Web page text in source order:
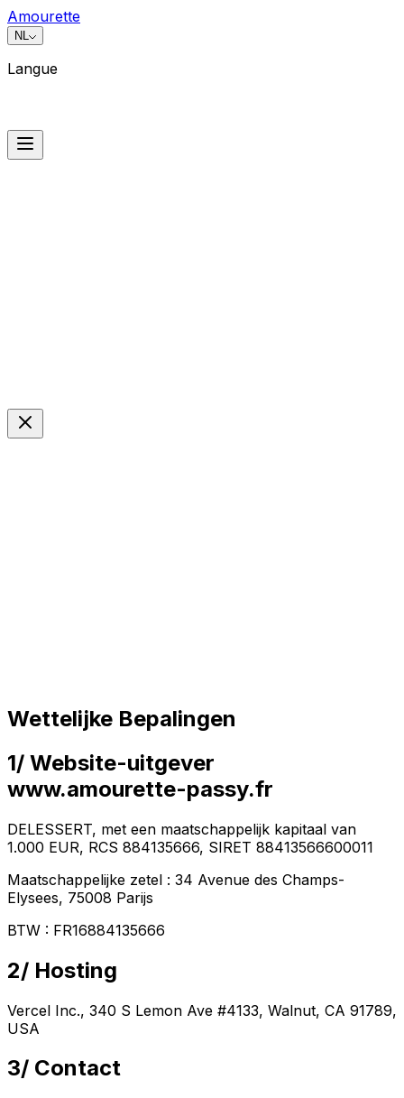
Amourette
NL
Langue
Wettelijke Bepalingen
1/ Website-uitgever
www.amourette-passy.fr
DELESSERT, met een maatschappelijk kapitaal van
1.000 EUR, RCS 884135666, SIRET 88413566600011
Maatschappelijke zetel : 34 Avenue des Champs-
Elysees, 75008 Parijs
BTW : FR16884135666
2/ Hosting
Vercel Inc., 340 S Lemon Ave #4133, Walnut, CA 91789,
USA
3/ Contact